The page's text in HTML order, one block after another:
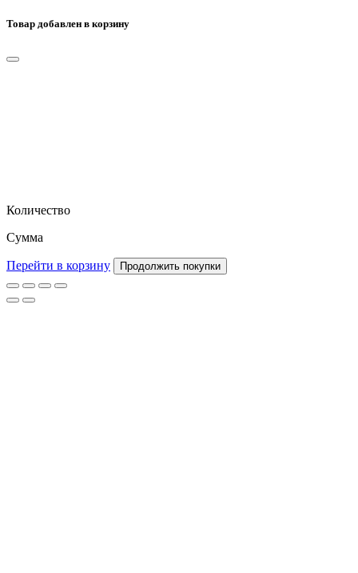
Товар добавлен в корзину
Количество
Сумма
Перейти в корзину Продолжить покупки